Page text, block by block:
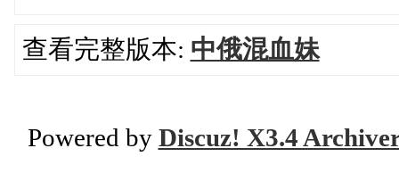
查看完整版本: 中俄混血妹
Powered by Discuz! X3.4